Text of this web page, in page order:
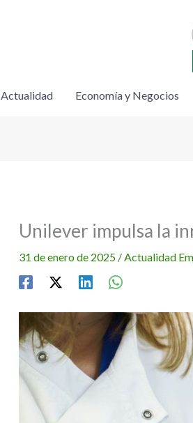
Actualidad Economía y Negocios
Unilever impulsa la
31 de enero de 2025 /Actualidad